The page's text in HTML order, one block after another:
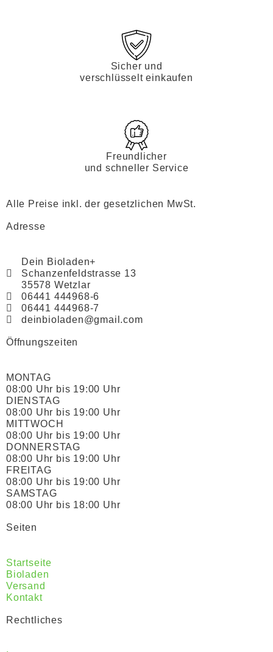
Sicher und
verschlüsselt einkaufen
Freundlicher
und schneller Service
Alle Preise inkl. der gesetzlichen MwSt.
Adresse
Dein Bioladen+
Schanzenfeldstrasse 13
35578 Wetzlar
06441 444968-6
06441 444968-7
deinbioladen@gmail.com
Öffnungszeiten
MONTAG
08:00 Uhr bis 19:00 Uhr
DIENSTAG
08:00 Uhr bis 19:00 Uhr
MITTWOCH
08:00 Uhr bis 19:00 Uhr
DONNERSTAG
08:00 Uhr bis 19:00 Uhr
FREITAG
08:00 Uhr bis 19:00 Uhr
SAMSTAG
08:00 Uhr bis 18:00 Uhr
Seiten
Startseite
Bioladen
Versand
Kontakt
Rechtliches